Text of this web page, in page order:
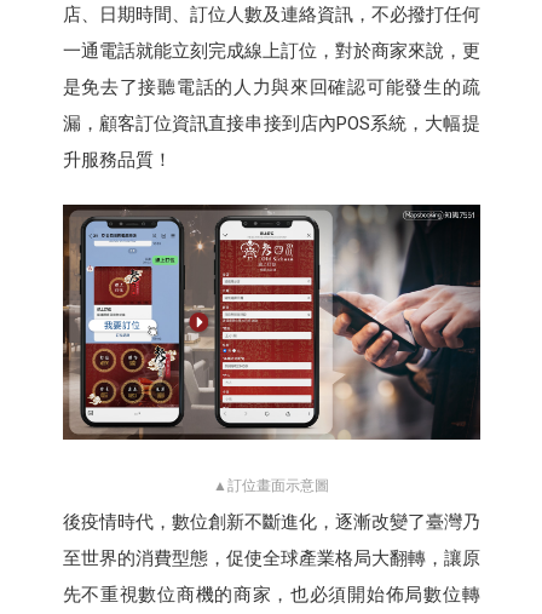
店、日期時間、訂位人數及連絡資訊，不必撥打任何
一通電話就能立刻完成線上訂位，對於商家來說，更
是免去了接聽電話的人力與來回確認可能發生的疏
漏，顧客訂位資訊直接串接到店內POS系統，大幅提
升服務品質！
▲訂位畫面示意圖
後疫情時代，數位創新不斷進化，逐漸改變了臺灣乃
至世界的消費型態，促使全球產業格局大翻轉，讓原
先不重視數位商機的商家，也必須開始佈局數位轉